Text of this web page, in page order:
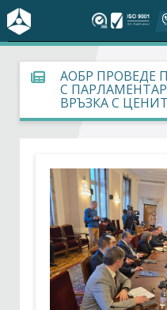
За БСК
На фокус
Социален диалог
Дейности
Арбитражен съд
АОБР ПРОВЕДЕ
С
ВРЪЗКА С